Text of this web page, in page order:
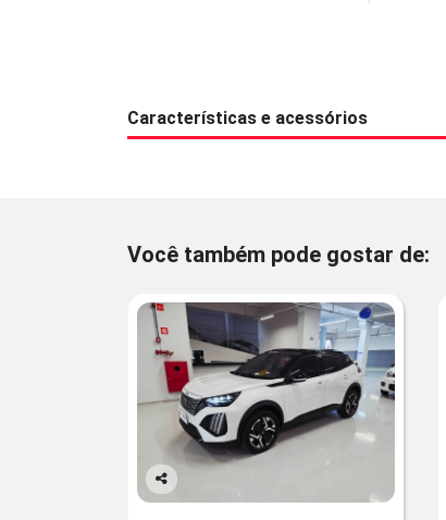
Características e acessórios
Você também pode gostar de:
Co